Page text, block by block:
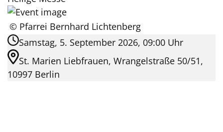
© Pfarrei Bernhard Lichtenberg
Samstag, 5. September 2026, 09:00 Uhr
St. Marien Liebfrauen, Wrangelstraße 50/51,
10997 Berlin